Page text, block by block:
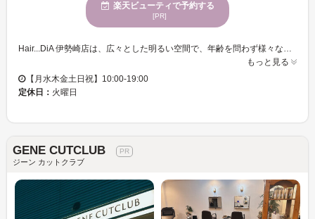
楽天ビューティで予約する
[PR]
Hair...DiA 伊勢崎店は、広々とした明るい空間で、年齢を問わず様々な方に利用されています。店内では、トレンドと個性を融合したカラーの提案が得意で、あなたの理想のヘアスタイルを実現するのに最適です。お子様連れでも安心して利用できる環境が整っており、駐車場が完備されているので車での来店も便利です。クレジットカードでの支払いが可能なので、気軽にご来店いただけます。自分らしさ溢れる髪に変われる場所です。ぜひ一度訪れてみませんか？
もっと見る
【月水木金土日祝】10:00-19:00
定休日： 火曜日
GENE CUTCLUB
ジーン カットクラブ